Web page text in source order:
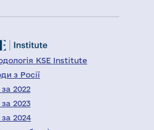
KSE Institute
з Росії
2022
2023
за 2024